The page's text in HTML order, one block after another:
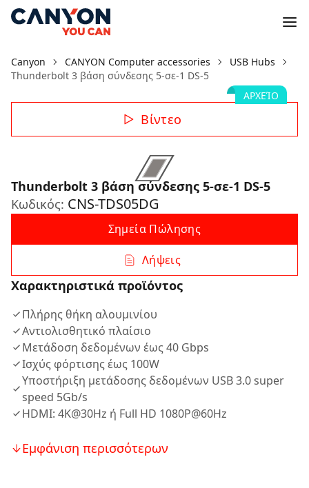
Canyon CANYON Computer accessories
USB Hubs
Thunderbolt 3 βάση σύνδεσης 5-σε-1 DS-5
ΑΡΧΕΊΟ
Βίντεο
Thunderbolt 3 βάση σύνδεσης 5-σε-1 DS-5
Κωδικός: CNS-TDS05DG
Σημεία Πώλησης
Λήψεις
Χαρακτηριστικά προϊόντος
Πλήρης θήκη αλουμινίου
Αντιολισθητικό πλαίσιο
Μετάδοση δεδομένων έως 40 Gbps
Ισχύς φόρτισης έως 100W
Υποστήριξη μετάδοσης δεδομένων USB 3.0 super
speed 5Gb/s
HDMI: 4K@30Hz ή Full HD 1080P@60Hz
Εμφάνιση περισσότερων